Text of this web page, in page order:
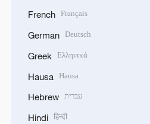
French Français
German Deutsch
Greek Ελληνικά
Hausa Hausa
Hebrew עברית
Hindi हिन्दी